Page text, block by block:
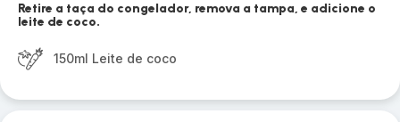
Retire a taça do congelador, remova a tampa, e adicione o
leite de coco.
150ml Leite de coco